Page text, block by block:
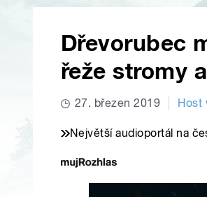
Dřevorubec
řeže stromy
27. březen 2019 Host
Největší audioportál na